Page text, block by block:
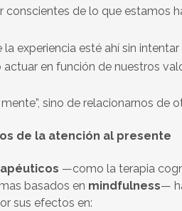
conscientes de lo que estamos
experiencia esté ahí sin
actuar en función de nuestros
sino de relacionarnos de
de la atención al presente
—como la terapia
basados en mindfulness—
sus efectos en: